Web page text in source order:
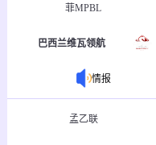
菲MPBL
巴西兰维瓦领航
情报
孟乙联